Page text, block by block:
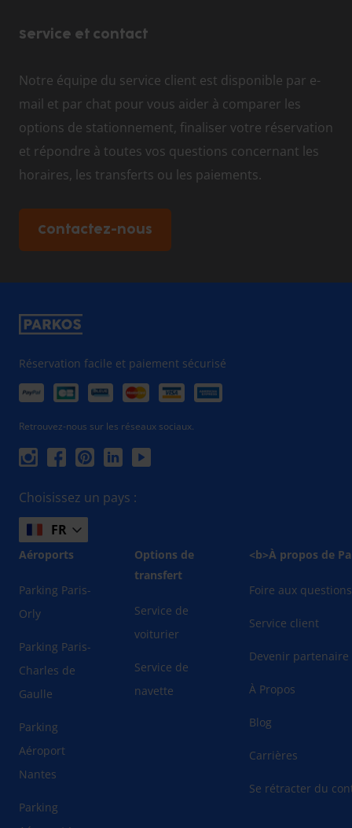
Service et contact
Notre équipe du service client est disponible par e-
mail et par chat pour vous aider à comparer les
options de stationnement, finaliser votre réservation
et répondre à toutes vos questions concernant les
horaires, les transferts ou les paiements.
Contactez-nous
Réservation facile et paiement sécurisé
Retrouvez-nous sur les réseaux sociaux.
Choisissez un pays :
FR
Aéroports
Parking Paris-
Orly
Parking Paris-
Charles de
Gaulle
Parking
Aéroport
Nantes
Parking
Options de
transfert
Service de
voiturier
Service de
navette
<b>À propos de
Foire aux questions
Service client
Devenir partenaire
À Propos
Blog
Carrières
Se rétracter du